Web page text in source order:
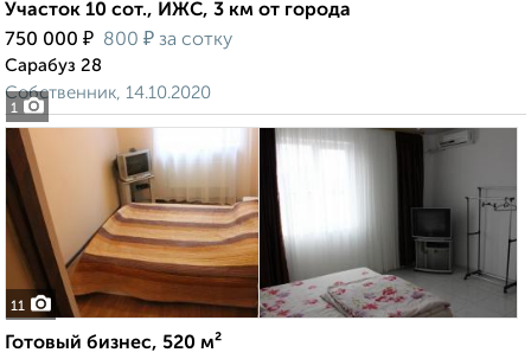
1
Участок 10 сот., ИЖС, 3 км от города
750 000 ₽ 800 ₽ за сотку
Сарабуз 28
Собственник, 14.10.2020
11
Готовый бизнес, 520 м²